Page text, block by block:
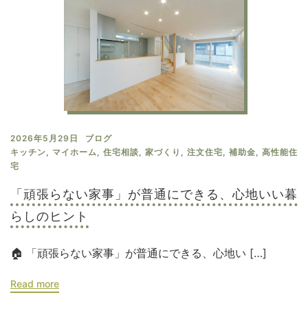
2026年5月29日
ブログ
キッチン, マイホーム, 住宅相談, 家づくり , 注文住宅, 補助金, 高性能住
宅
「頑張らない家事」が普通にできる、心地いい暮
らしのヒント
🏠 「頑張らない家事」が普通にできる、心地い […]
Read more